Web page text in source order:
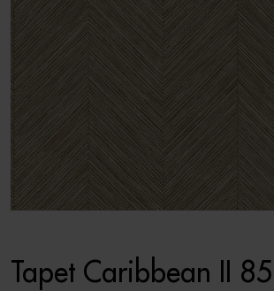
Tapet Caribbean II